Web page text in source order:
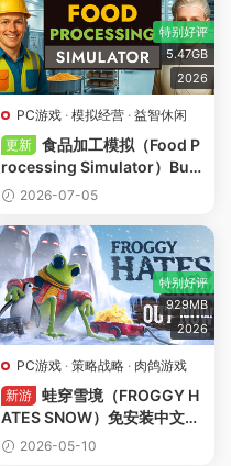
特别好评
5.47GB
2026
PC游戏 · 模拟经营 · 益智休闲
更新 食品加工模拟（Food P
rocessing Simulator）Buil
d.24032237 免安装中文版
2026-07-05
特别好评
929MB
2026
PC游戏 · 策略战略 · 肉鸽游戏
新游 蛙穿雪境（FROGGY H
ATES SNOW）免安装中文版
下载2026-05-10